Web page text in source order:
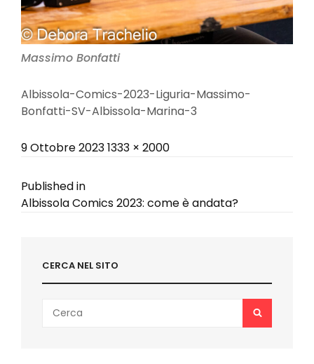
Massimo Bonfatti
Albissola-Comics-2023-Liguria-Massimo-
Bonfatti-SV-Albissola-Marina-3
Posted
9 Ottobre 2023Full
1333 × 2000
Navigazione
Published in
Albissola Comics 2023: come è andata?
CERCA NEL SITO
for:
SEARCH